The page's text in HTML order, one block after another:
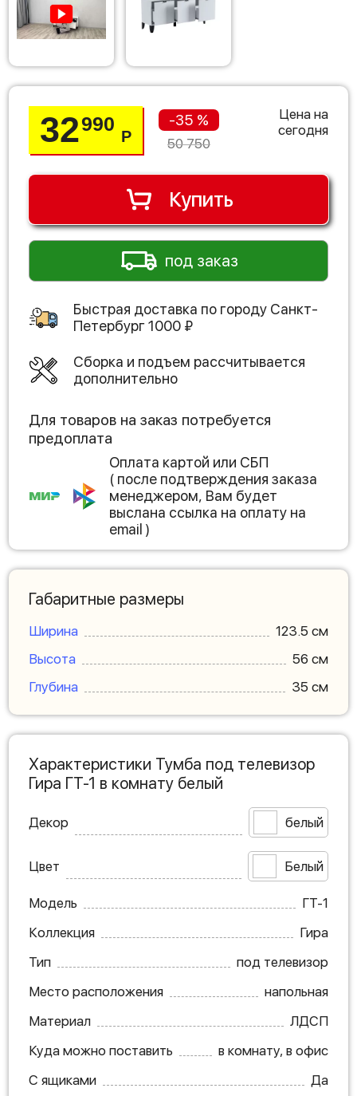
32990
Р
-35 %
50 750
Цена на
сегодня
Купить
под заказ
Быстрая доставка по городу Санкт-
Петербург1000 ₽
Сборка и подъем рассчитывается
дополнительно
Для товаров на заказ потребуется
предоплата
Оплата картой или СБП
( после подтверждения заказа
менеджером, Вам будет
выслана ссылка на оплату на
email )
Габаритные размеры
Ширина
123.5 см
Высота
56 см
Глубина
35 см
Характеристики Тумба под телевизор
Гира ГТ-1 в комнату белый
Декор белый
Цвет Белый
Модель
ГТ-1
Коллекция
Гира
Тип
под телевизор
Место расположения
напольная
Материал
ЛДСП
Куда можно поставить
в комнату, в офис
С ящиками
Да